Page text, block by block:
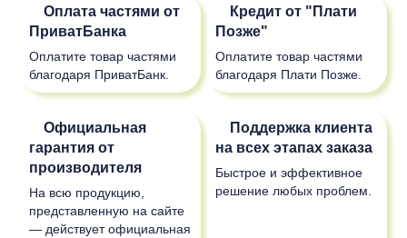
Оплата частями от
ПриватБанка
Оплатите товар частями
благодаря ПриватБанк.
Кредит от "Плати
Позже"
Оплатите товар частями
благодаря Плати Позже.
Официальная
гарантия от
производителя
На всю продукцию,
представленную на сайте
— действует официальная
Поддержка клиента
на всех этапах заказа
Быстрое и эффективное
решение любых проблем.